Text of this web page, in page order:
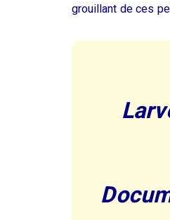
grouillant de ces